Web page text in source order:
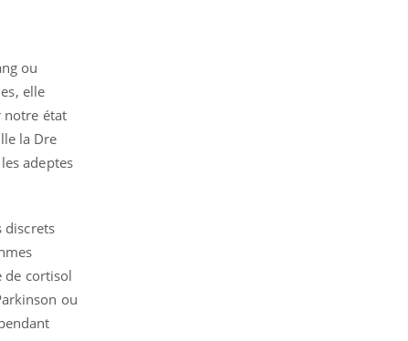
ou
elle
notre état
la Dre
adeptes
discrets
de cortisol
ou